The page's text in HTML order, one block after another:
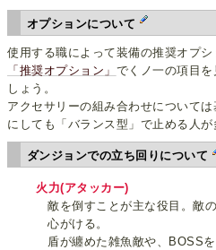
オプションについて
使用する職によって装備の推奨オプシ
「推奨オプション」 でくノ一の項目
しょう。
アクセサリーの組み合わせについて
にしても「バランス型」で止める人が
ダンジョンでの立ち回りについて
火力(アタッカー)
敵を倒すことが主な役目。敵
心がける。
盾が纏めた雑魚敵や、BOSS